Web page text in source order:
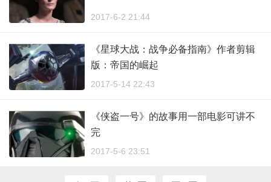
2017-6-2 21:44
《星球大战：战争必备指南》作者剪辑
版：帝国的崛起
2017-5-14 22:43
《侠盗一号》的故事用一部电影可讲不
完
2017-5-6 23:51